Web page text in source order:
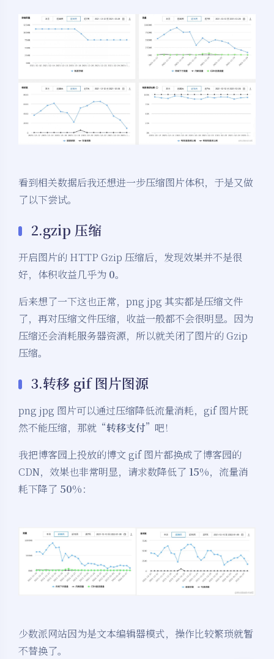
夜间模式
看到相关数据后我还想进一步压缩图片体积，于是又做
了以下尝试。
2.gzip 压缩
开启图片的 HTTP Gzip 压缩后，发现效果并不是很
好，体积收益几乎为 0。
后来想了一下这也正常，png jpg 其实都是压缩文件
了，再对压缩文件压缩，收益一般都不会很明显。因为
压缩还会消耗服务器资源，所以就关闭了图片的 Gzip
压缩。
3.转移 gif 图片图源
png jpg 图片可以通过压缩降低流量消耗，gif 图片既
然不能压缩，那就“转移支付”吧！
我把博客园上投放的博文 gif 图片都换成了博客园的
CDN，效果也非常明显，请求数降低了 15%，流量消
耗下降了 50%：
少数派网站因为是文本编辑器模式，操作比较繁琐就暂
不替换了。